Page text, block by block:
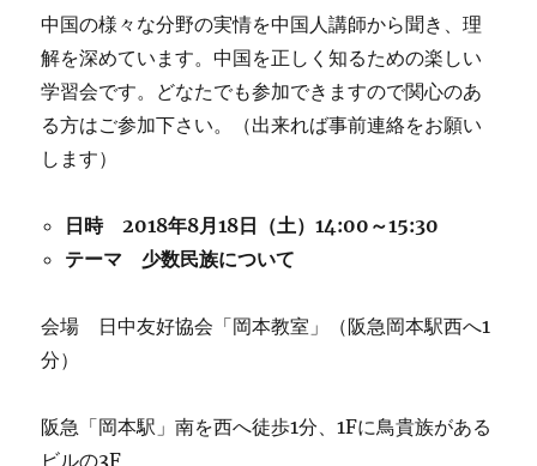
中国の様々な分野の実情を中国人講師から聞き、理
解を深めています。中国を正しく知るための楽しい
学習会です。どなたでも参加できますので関心のあ
る方はご参加下さい。（出来れば事前連絡をお願い
します）
日時 2018年8月18日（土）14:00～15:30
テーマ 少数民族について
会場 日中友好協会「岡本教室」（阪急岡本駅西へ1
分）
阪急「岡本駅」南を西へ徒歩1分、1Fに鳥貴族がある
ビルの3F